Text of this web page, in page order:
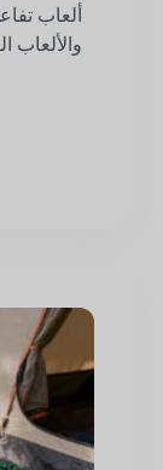
ألعاب
والألعاب